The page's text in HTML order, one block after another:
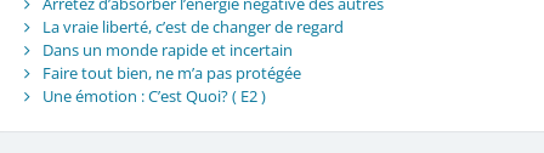
La vraie liberté, c’est de changer de regard
Dans un monde rapide et incertain
Faire tout bien, ne m’a pas protégée
Une émotion : C’est Quoi? ( E2 )